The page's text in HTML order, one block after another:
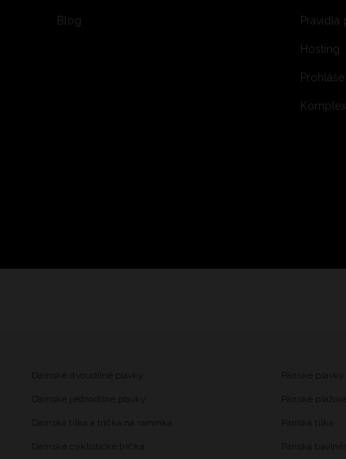
Blog Pravidla
Hosting